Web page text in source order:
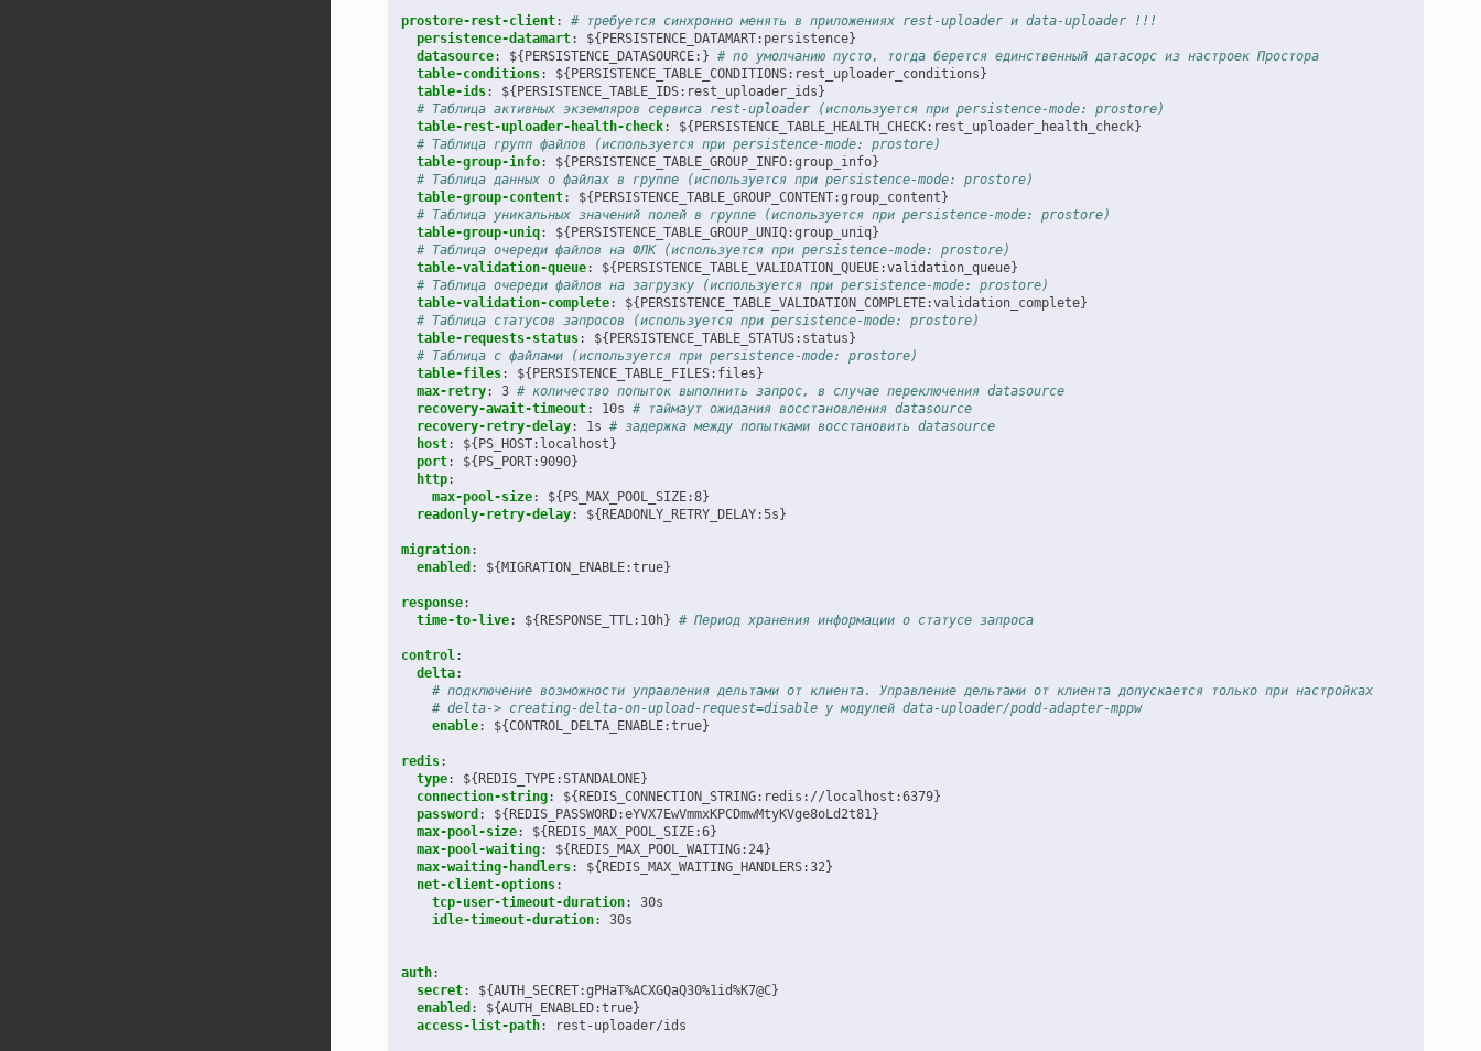
prostore-rest-client:
# требуется синхронно менять в приложениях rest-uploader и data-uploader !!!
persistence-datamart:
${PERSISTENCE_DATAMART:persistence}
datasource: ${PERSISTENCE_DATASOURCE:} # по умолчанию пусто, тогда берется единственный датасорс из настроек Простора
table-conditions:
${PERSISTENCE_TABLE_CONDITIONS:rest_uploader_conditions}
table-ids:
${PERSISTENCE_TABLE_IDS:rest_uploader_ids}
# Таблица активных экземляров сервиса rest-uploader (используется при persistence-mode: prostore)
table-rest-uploader-health-check:
${PERSISTENCE_TABLE_HEALTH_CHECK:rest_uploader_health_check}
# Таблица групп файлов (используется при persistence-mode: prostore)
table-group-info:
${PERSISTENCE_TABLE_GROUP_INFO:group_info}
# Таблица данных о файлах в группе (используется при persistence-mode: prostore)
table-group-content:
${PERSISTENCE_TABLE_GROUP_CONTENT:group_content}
# Таблица уникальных значений полей в группе (используется при persistence-mode: prostore)
table-group-uniq:
${PERSISTENCE_TABLE_GROUP_UNIQ:group_uniq}
# Таблица очереди файлов на ФЛК (используется при persistence-mode: prostore)
table-validation-queue:
${PERSISTENCE_TABLE_VALIDATION_QUEUE:validation_queue}
# Таблица очереди файлов на загрузку (используется при persistence-mode: prostore)
table-validation-complete:
${PERSISTENCE_TABLE_VALIDATION_COMPLETE:validation_complete}
# Таблица статусов запросов (используется при persistence-mode: prostore)
table-requests-status:
${PERSISTENCE_TABLE_STATUS:status}
# Таблица с файлами (используется при persistence-mode: prostore)
table-files:
${PERSISTENCE_TABLE_FILES:files}
max-retry: 3 # количество попыток выполнить запрос, в случае переключения datasource
recovery-await-timeout: 10s # таймаут ожидания восстановления datasource
recovery-retry-delay: 1s # задержка между попытками восстановить datasource
host:
${PS_HOST:localhost}
port:
${PS_PORT:9090}
http:
max-pool-size:
${PS_MAX_POOL_SIZE:8}
readonly-retry-delay: ${READONLY_RETRY_DELAY:5s}
migration:
enabled : ${MIGRATION_ENABLE:true}
response:
time-to-live: ${RESPONSE_TTL:10h} # Период хранения информации о статусе запроса
control:
delta:
# подключение возможности управления дельтами от клиента. Управление дельтами от клиента допускается только при настройках
# delta-> creating-delta-on-upload-request=disable у модулей data-uploader/podd-adapter-mppw
enable: ${CONTROL_DELTA_ENABLE:true}
redis:
type:
${REDIS_TYPE:STANDALONE}
connection-string:
${REDIS_CONNECTION_STRING:redis://localhost:6379}
password :
${REDIS_PASSWORD:eYVX7EwVmmxKPCDmwMtyKVge8oLd2t81}
max-pool-size:
${REDIS_MAX_POOL_SIZE:6}
max-pool-waiting:
${REDIS_MAX_POOL_WAITING:24}
max-waiting-handlers:
${REDIS_MAX_WAITING_HANDLERS:32}
net-client-options:
tcp-user-timeout-duration:
30s
idle-timeout-duration: 30s
auth:
secret:
${AUTH_SECRET:gPHaT%ACXGQaQ30%1id%K7@C}
enabled :
${AUTH_ENABLED:true}
access-list-path: rest-uploader/ids